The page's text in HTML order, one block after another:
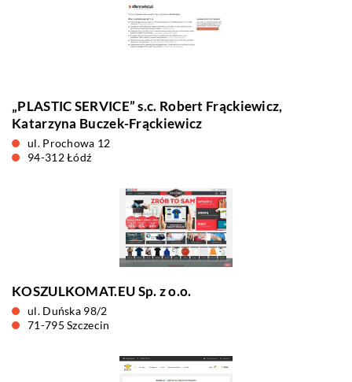
„PLASTIC SERVICE” s.c. Robert Frąckiewicz,
Katarzyna Buczek-Frąckiewicz
ul. Prochowa 12
94-312 Łódź
KOSZULKOMAT.EU Sp. z o.o.
ul. Duńska 98/2
71-795 Szczecin